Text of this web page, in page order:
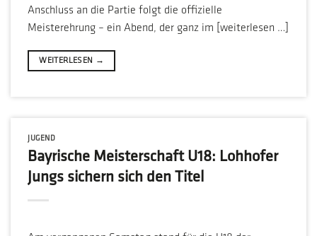
Anschluss an die Partie folgt die offizielle
Meisterehrung – ein Abend, der ganz im [weiterlesen …]
WEITERLESEN →
JUGEND
Bayrische Meisterschaft U18: Lohhofer
Jungs sichern sich den Titel